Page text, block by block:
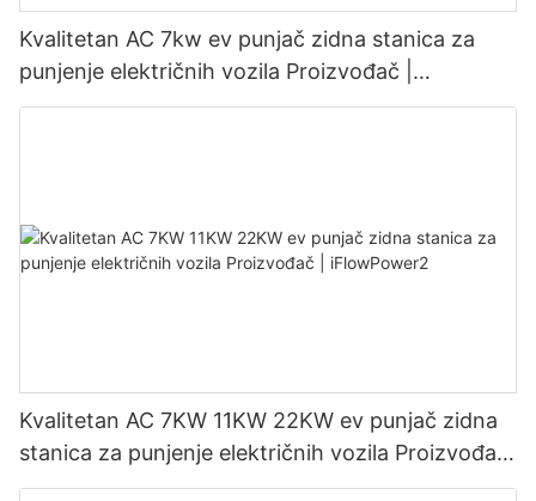
Kvalitetan AC 7kw ev punjač zidna stanica za
punjenje električnih vozila Proizvođač |
iFlowPower3
Kvalitetan AC 7KW 11KW 22KW ev punjač zidna
stanica za punjenje električnih vozila Proizvođač
| iFlowPower2